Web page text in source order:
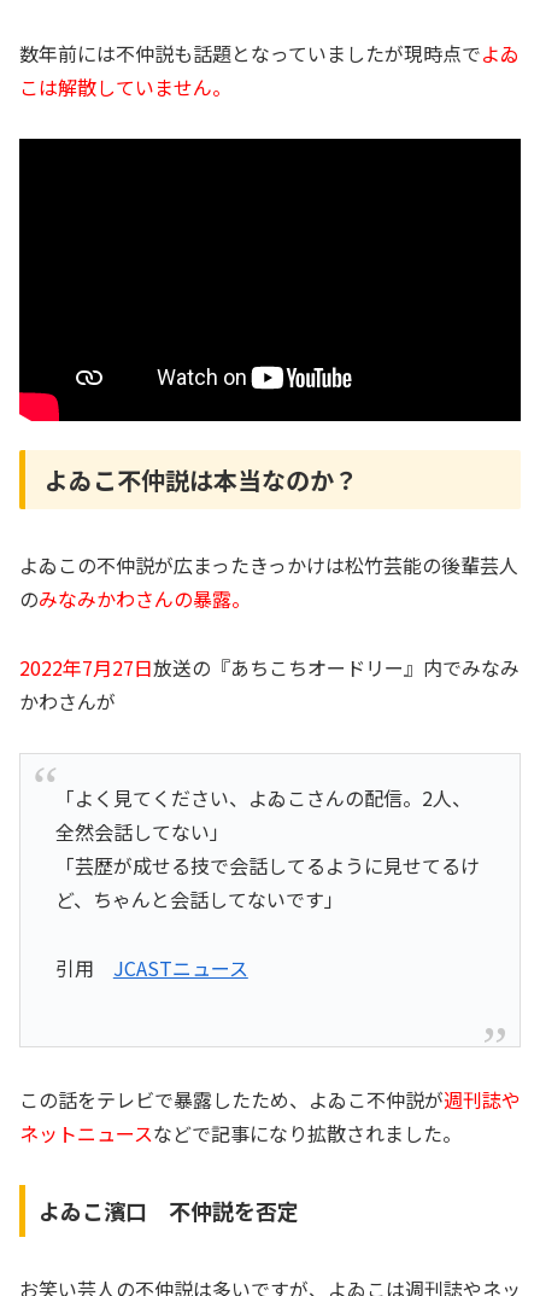
数年前には不仲説も話題となっていましたが現時点でよゐ
こは解散していません。
よゐこ不仲説は本当なのか？
よゐこの不仲説が広まったきっかけは松竹芸能の後輩芸人
のみなみかわさんの暴露。
2022年7月27日放送の『あちこちオードリー』内でみなみ
かわさんが
「よく見てください、よゐこさんの配信。2人、
全然会話してない」
「芸歴が成せる技で会話してるように見せてるけ
ど、ちゃんと会話してないです」
引用 JCASTニュース
この話をテレビで暴露したため、よゐこ不仲説が週刊誌や
ネットニュースなどで記事になり拡散されました。
よゐこ濱口 不仲説を否定
お笑い芸人の不仲説は多いですが、よゐこは週刊誌やネッ